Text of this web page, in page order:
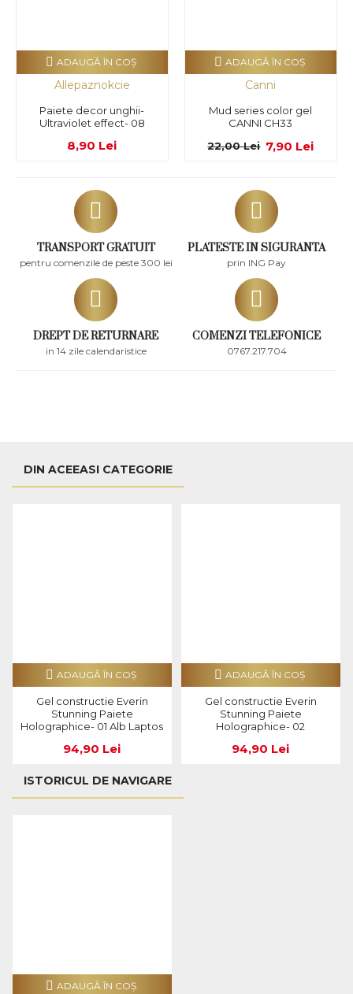
TRANSPORT GRATUIT
pentru comenzile de peste 300 lei
PLATESTE IN SIGURANTA
prin ING Pay
DREPT DE RETURNARE
in 14 zile calendaristice
COMENZI TELEFONICE
0767.217.704
Allepaznokcie
Paiete decor unghii-
Ultraviolet effect- 08
8,90 Lei
ADAUGĂ ÎN COŞ
Canni
Mud series color gel
CANNI CH33
7,90 Lei
22,00 Lei
ADAUGĂ ÎN COŞ
DIN ACEEASI CATEGORIE
Gel constructie Everin
Stunning Paiete
Holographice- 01 Alb Laptos
94,90 Lei
ADAUGĂ ÎN COŞ
Gel constructie Everin
Stunning Paiete
Holographice- 02
94,90 Lei
ADAUGĂ ÎN COŞ
ISTORICUL DE NAVIGARE
ADAUGĂ ÎN COŞ